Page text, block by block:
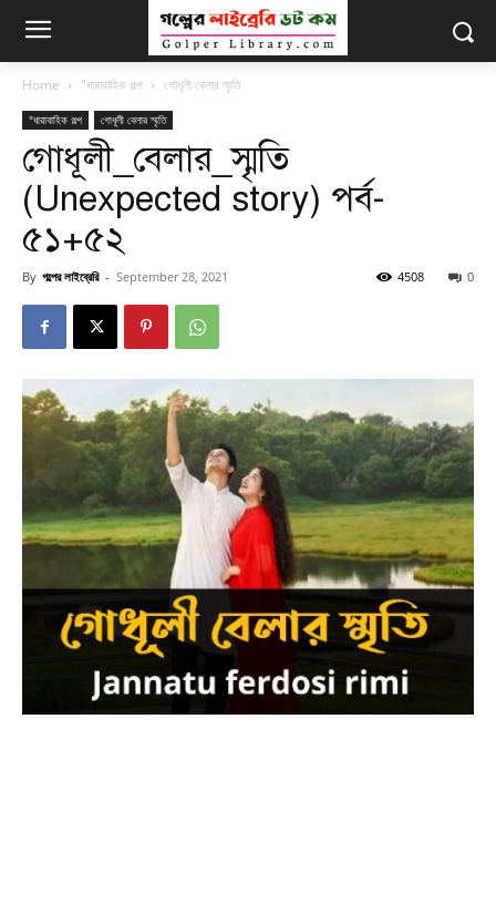
Home "ধারাবাহিক গল্প গোধূলী বেলার স্মৃতি
"ধারাবাহিক গল্প গোধূলী বেলার স্মৃতি
গোধূলী_বেলার_স্মৃতি
(Unexpected story) পর্ব-
৫১+৫২
By গল্পের লাইব্রেরি - September 28, 2021 0
4508